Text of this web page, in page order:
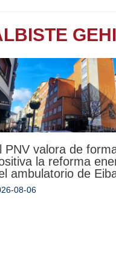
PNV valora de
la reforma
ambulatorio de
08-06